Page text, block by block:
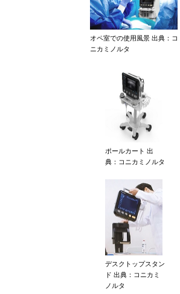
オペ室での使用風景 出典：コ
ニカミノルタ
ポールカート 出
典：コニカミノルタ
デスクトップスタン
ド 出典：コニカミ
ノルタ